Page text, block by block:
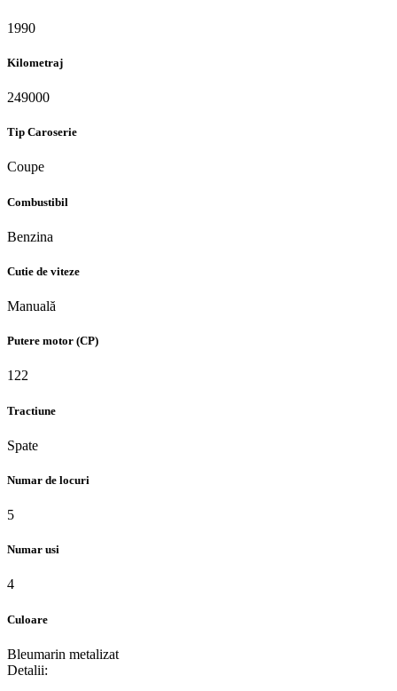
1990
Kilometraj
249000
Tip Caroserie
Coupe
Combustibil
Benzina
Cutie de viteze
Manuală
Putere motor (CP)
122
Tractiune
Spate
Numar de locuri
5
Numar usi
4
Culoare
Bleumarin metalizat
Detalii: